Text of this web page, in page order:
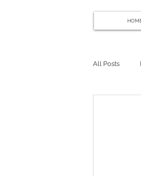
All Posts